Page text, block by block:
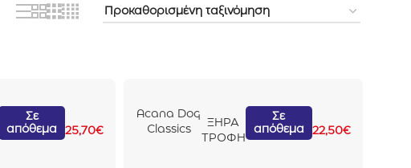
Σε
απόθεμα
25,70€
Acana Dog
Classics
ΞΗΡΑ
ΤΡΟΦΗ
Σε
απόθεμα
22,50€